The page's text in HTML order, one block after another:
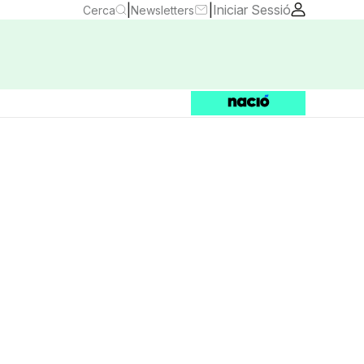
Cerca Newsletters Iniciar Sessió